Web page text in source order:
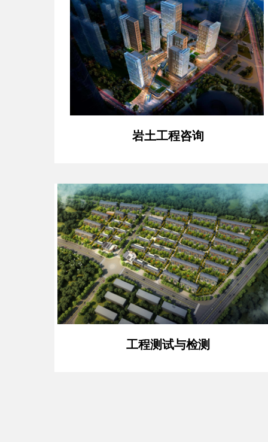
岩土工程咨询
工程测试与检测